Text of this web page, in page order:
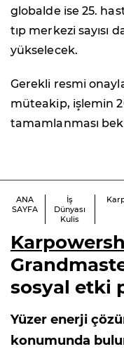
globalde ise 25.
tıp merkezi sayısı
yükselecek.
Gerekli resmi
müteakip, işlemin
tamamlanması
ANA
SAYFA
İş
Dünyası
Kulis
sosyal etki
Yüzer enerji
konumunda